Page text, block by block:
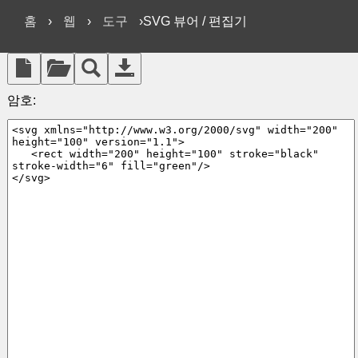
홈 › 웹 › 도구 ›SVG 뷰어 / 편집기
암호: